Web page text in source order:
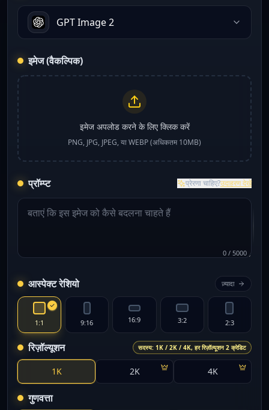
GPT Image 2
इमेज (वैकल्पिक)
इमेज अपलोड करने के लिए क्लिक करें
PNG, JPG, JPEG, या WEBP (अधिकतम 10MB)
प्रॉम्प्ट प्रेरणा चाहिए?उदाहरण देखें
0 / 5000
आस्पेक्ट रेशियो ज़्यादा
1:1 9:16 16:9 3:2 2:3
रिज़ॉल्यूशन सदस्य: 1K / 2K / 4K, हर रिज़ॉल्यूशन 2 क्रेडिट
1K 2K 4K
गुणवत्ता